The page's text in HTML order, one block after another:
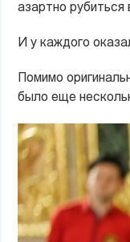
азартно рубиться
И у каждого
Помимо
было еще